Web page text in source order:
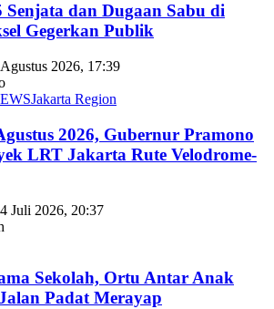
Senjata dan Dugaan Sabu di
Gegerkan Publik
2026, 17:39
Jakarta Region
2026, Gubernur Pramono
LRT Jakarta Rute Velodrome-
Juli 2026, 20:37
Sekolah, Ortu Antar Anak
Padat Merayap